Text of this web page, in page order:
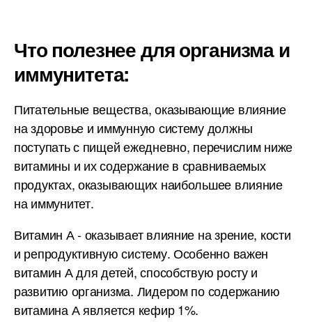
Что полезнее для организма и
иммунитета:
Питательные вещества, оказывающие влияние
на здоровье и иммунную систему должны
поступать с пищей ежедневно, перечислим ниже
витамины и их содержание в сравниваемых
продуктах, оказывающих наибольшее влияние
на иммунитет.
Витамин А - оказывает влияние на зрение, кости
и репродуктивную систему. Особенно важен
витамин А для детей, способствую росту и
развитию организма. Лидером по содержанию
витамина А является кефир 1%.